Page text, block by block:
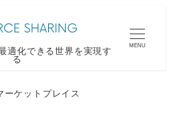
適化できる世界を実現す
る
MENU
ーケットプレイス